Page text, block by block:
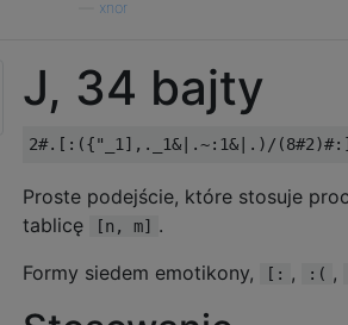
xnor
J, 34 bajty
Proste podejście, które stosuje
tablicę
[n, m] .
Formy siedem emotikony,
[: , :( ,